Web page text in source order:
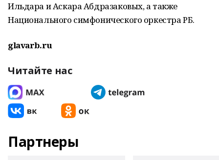
Ильдара и Аскара Абдразаковых, а также
Национального симфонического оркестра РБ.
glavarb.ru
Читайте нас
Партнеры